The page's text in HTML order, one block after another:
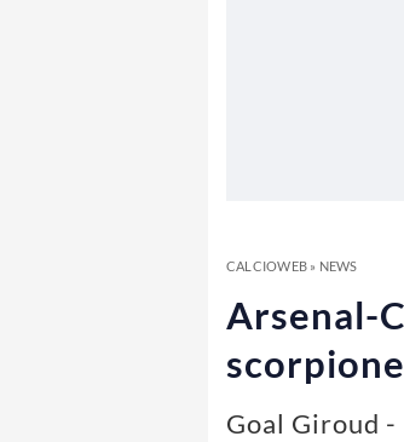
CALCIOWEB» NEWS
Arsenal-
Goal Giroud